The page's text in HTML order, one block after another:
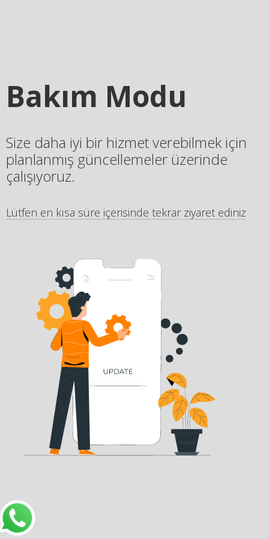
Bakım Modu
Size daha iyi bir hizmet verebilmek için
planlanmış güncellemeler üzerinde
çalışıyoruz.
Lütfen en kısa süre içerisinde tekrar ziyaret ediniz